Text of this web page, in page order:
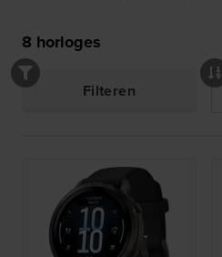
8 horloges
Filteren